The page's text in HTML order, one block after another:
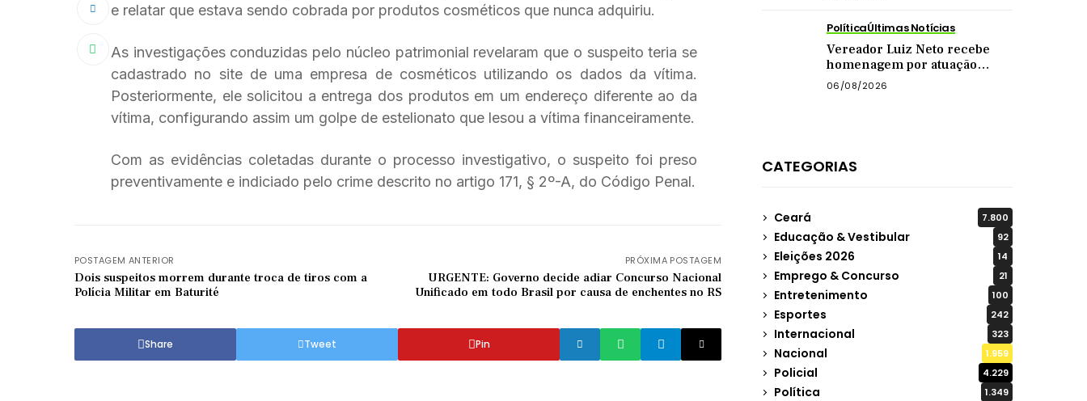
e relatar que estava sendo cobrada por produtos cosméticos que nunca adquiriu.
As investigações conduzidas pelo núcleo patrimonial revelaram que o suspeito teria se
cadastrado no site de uma empresa de cosméticos utilizando os dados da vítima.
Posteriormente, ele solicitou a entrega dos produtos em um endereço diferente ao da
vítima, configurando assim um golpe de estelionato que lesou a vítima financeiramente.
Com as evidências coletadas durante o processo investigativo, o suspeito foi preso
preventivamente e indiciado pelo crime descrito no artigo 171, § 2º-A, do Código Penal.
POSTAGEM ANTERIOR
Dois suspeitos morrem durante troca de tiros com a
Polícia Militar em Baturité
PRÓXIMA POSTAGEM
URGENTE: Governo decide adiar Concurso Nacional
Unificado em todo Brasil por causa de enchentes no RS
Share Tweet Pin
PolíticaÚltimas Notícias
Vereador Luiz Neto recebe
homenagem por atuação
como presidente da Câmara
de Quixadá
06/08/2026
CATEGORIAS
Ceará 7.800
Educação & Vestibular 92
Eleições 2026 14
Emprego & Concurso 21
Entretenimento 100
Esportes 242
Internacional 323
Nacional 1.959
Policial 4.229
Política 1.349